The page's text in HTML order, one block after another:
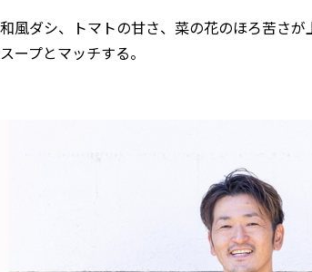
風ダシ、トマトの甘さ、菜の花のほろ苦さ
ープとマッチする。